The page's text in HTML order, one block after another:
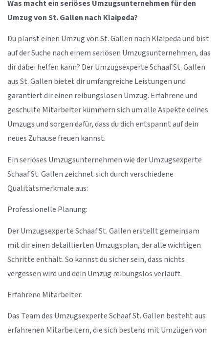
Was macht ein seriöses Umzugsunternehmen für den
Umzug von St. Gallen nach Klaipeda?
Du planst einen Umzug von St. Gallen nach Klaipeda und bist
auf der Suche nach einem seriösen Umzugsunternehmen, das
dir dabei helfen kann? Der Umzugsexperte Schaaf St. Gallen
aus St. Gallen bietet dir umfangreiche Leistungen und
garantiert dir einen reibungslosen Umzug. Erfahrene und
geschulte Mitarbeiter kümmern sich um alle Aspekte deines
Umzugs und sorgen dafür, dass du dich entspannt auf dein
neues Zuhause freuen kannst.
Ein seriöses Umzugsunternehmen wie der Umzugsexperte
Schaaf St. Gallen zeichnet sich durch verschiedene
Qualitätsmerkmale aus:
Professionelle Planung:
Der Umzugsexperte Schaaf St. Gallen erstellt gemeinsam
mit dir einen detaillierten Umzugsplan, der alle wichtigen
Schritte enthält. So kannst du sicher sein, dass nichts
vergessen wird und dein Umzug reibungslos verläuft.
Erfahrene Mitarbeiter:
Das Team des Umzugsexperte Schaaf St. Gallen besteht aus
erfahrenen Mitarbeitern, die sich bestens mit Umzügen von